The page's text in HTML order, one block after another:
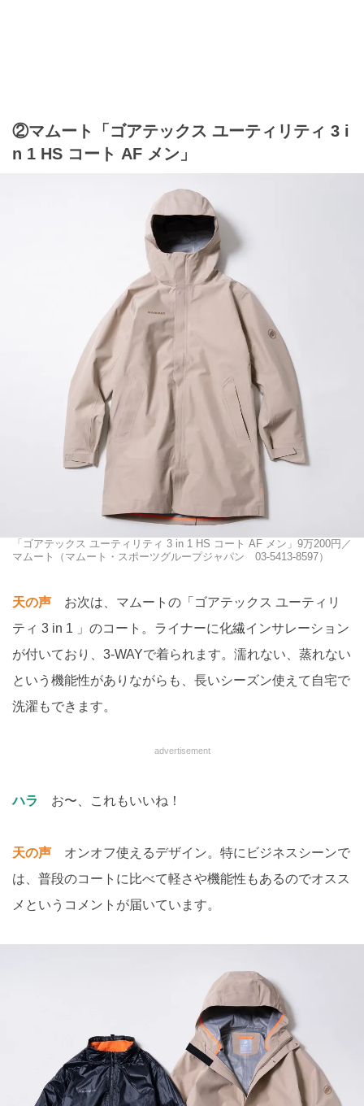
②マムート「ゴアテックス ユーティリティ 3 i
n 1 HS コート AF メン」
「ゴアテックス ユーティリティ 3 in 1 HS コート AF メン」9万200円／
マムート（マムート・スポーツグループジャパン 03-5413-8597）
天の声 お次は、マムートの「ゴアテックス ユーティリ
ティ 3 in 1 」のコート。ライナーに化繊インサレーション
が付いており、3-WAYで着られます。濡れない、蒸れない
という機能性がありながらも、長いシーズン使えて自宅で
洗濯もできます。
advertisement
ハラ お〜、これもいいね！
天の声 オンオフ使えるデザイン。特にビジネスシーンで
は、普段のコートに比べて軽さや機能性もあるのでオスス
メというコメントが届いています。